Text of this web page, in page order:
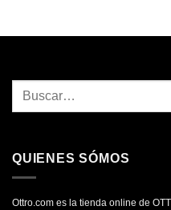
era:
QUIENES SÓMOS
Ottro.com es la tienda online de